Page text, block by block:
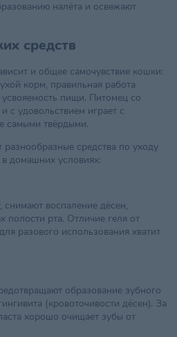
налёта и освежают
средств
и общее самочувствие кошки:
корм, правильная работа
пищи. Питомец со
с удовольствием играет с
самыми твёрдыми.
средства по уходу
домашних условиях:
снимают воспаление дёсен,
полости рта. Отличие геля от
разового использования хватит
образование зубного
(кровоточивости дёсен). За
хорошо очищает зубы от